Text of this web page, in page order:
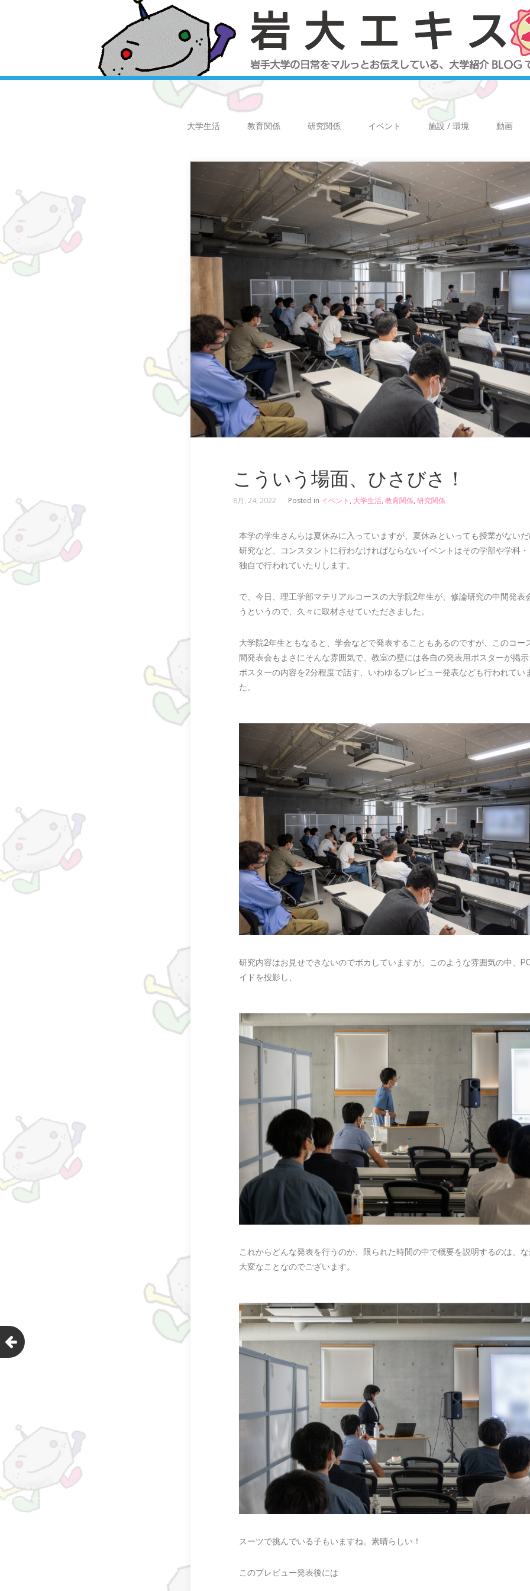
大学生活 教育関係 研究関係 イベント 施設 / 環境 動画
こういう場面、ひさびさ！
8月, 24, 2022 Posted in イベント , 大学生活, 教育関係, 研究関係
本学の学生さんらは夏休みに入っていますが、夏休みといっても授業がない
研究など、コンスタントに行わなければならないイベントはその学部や学科
独自で行われていたりします。
で、今日、理工学部マテリアルコースの大学院2年生が、修論研究の中間発表
うというので、久々に取材させていただきました。
大学院2年生ともなると、学会などで発表することもあるのですが、このコー
間発表会もまさにそんな雰囲気で、教室の壁には各自の発表用ポスターが掲
ポスターの内容を2分程度で話す、いわゆるプレビュー発表なども行われてい
た。
研究内容はお見せできないのでボカしていますが、このような雰囲気の中、
イドを投影し、
これからどんな発表を行うのか、限られた時間の中で概要を説明するのは、
大変なことなのでございます。
スーツで挑んでいる子もいますね。素晴らしい！
このプレビュー発表後には